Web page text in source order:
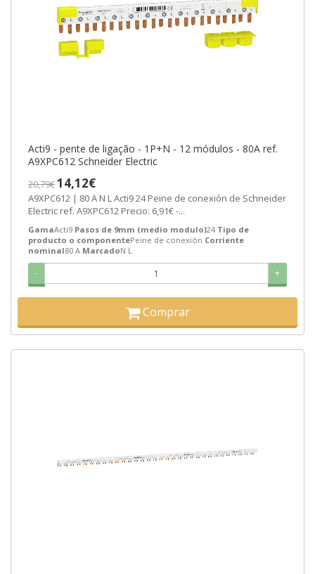
Acti9 - pente de ligação - 1P+N - 12 módulos - 80A ref.
A9XPC612 Schneider Electric
20,79€14,12€
A9XPC612 | 80 A N L Acti9 24 Peine de conexión de Schneider
Electric ref. A9XPC612 Precio: 6,91€ -...
GamaActi9 Pasos de 9mm (medio modulo)24 Tipo de
producto o componentePeine de conexión Corriente
nominal80 A MarcadoN L
- +
Comprar